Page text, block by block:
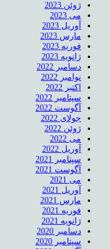
ژوئن 2023
می 2023
آوریل 2023
مارس 2023
فوریه 2023
ژانویه 2023
دسامبر 2022
نوامبر 2022
اکتبر 2022
سپتامبر 2022
آگوست 2022
جولای 2022
ژوئن 2022
می 2022
آوریل 2022
سپتامبر 2021
آگوست 2021
می 2021
آوریل 2021
مارس 2021
فوریه 2021
ژانویه 2021
دسامبر 2020
سپتامبر 2020